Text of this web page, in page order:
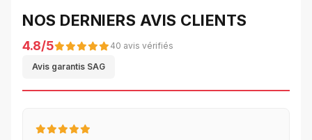
NOS DERNIERS AVIS CLIENTS
4.8/5 40 avis vérifiés
Avis garantis SAG